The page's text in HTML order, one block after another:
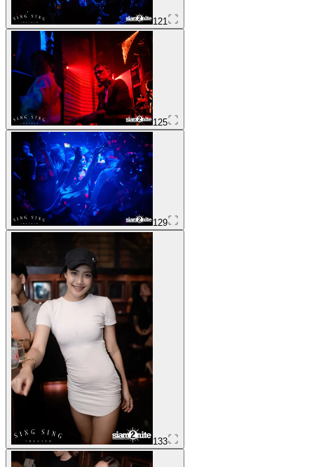
121
125
129
133